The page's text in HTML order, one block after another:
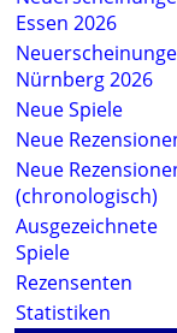
Essen 2026
Nürnberg 2026
Neue Spiele
Neue
Neue
(chronologisch)
Ausgezeichnete
Spiele
Rezensenten
Statistiken